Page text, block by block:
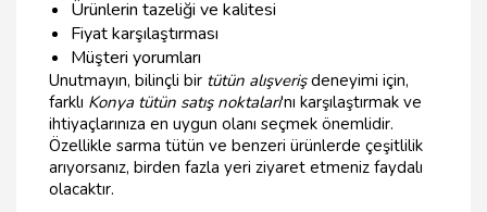
Ürünlerin tazeliği ve kalitesi
Fiyat karşılaştırması
Müşteri yorumları
Unutmayın, bilinçli bir tütün alışverişdeneyimi için,
farklı Konya tütün satış noktaları'nı karşılaştırmak ve
ihtiyaçlarınıza en uygun olanı seçmek önemlidir.
Özellikle sarma tütün ve benzeri ürünlerde çeşitlilik
arıyorsanız, birden fazla yeri ziyaret etmeniz faydalı
olacaktır.